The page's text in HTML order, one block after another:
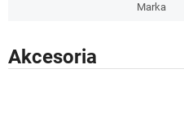
Marka
Akcesoria